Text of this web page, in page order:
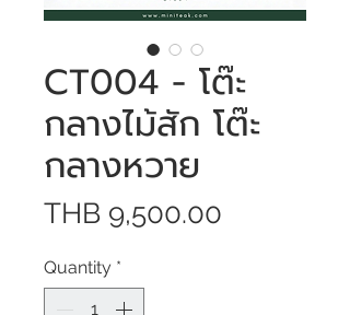
CT004 - โต๊ะ
กลางไม้สัก โต๊ะ
กลางหวาย
THB 9,500.00
Quantity *